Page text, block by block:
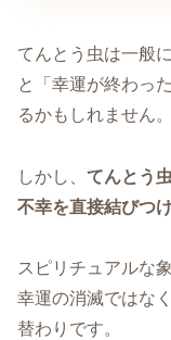
てんとう虫は一般
と「幸運が終わっ
るかもしれません。
しかし、 てんとう
不幸を直接結びつ
スピリチュアルな
幸運の消滅ではな
替わりです。